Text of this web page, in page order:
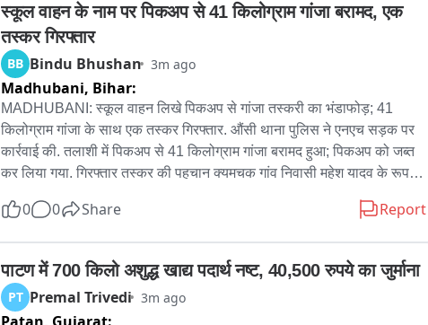
स्कूल वाहन के नाम पर पिकअप से 41 किलोग्राम गांजा बरामद, एक
तस्कर गिरफ्तार
BB Bindu Bhushan 3m ago
Madhubani, Bihar:
MADHUBANI: स्कूल वाहन लिखे पिकअप से गांजा तस्करी का भंडाफोड़; 41
किलोग्राम गांजा के साथ एक तस्कर गिरफ्तार. औंसी थाना पुलिस ने एनएच सड़क पर
कार्रवाई की. तलाशी में पिकअप से 41 किलोग्राम गांजा बरामद हुआ; पिकअप को जब्त
कर लिया गया. गिरफ्तार तस्कर की पहचान क्यमचक गांव निवासी महेश यादव के रूप में
होने पर रोका गया. गांजे की बोरी-बरामद. बाजार में कीमत 20 लाख बतायी जा रही है.
संभावना.
0 0 Share Report
पाटण में 700 किलो अशुद्ध खाद्य पदार्थ नष्ट, 40,500 रुपये का जुर्माना
PT Premal Trivedi 3m ago